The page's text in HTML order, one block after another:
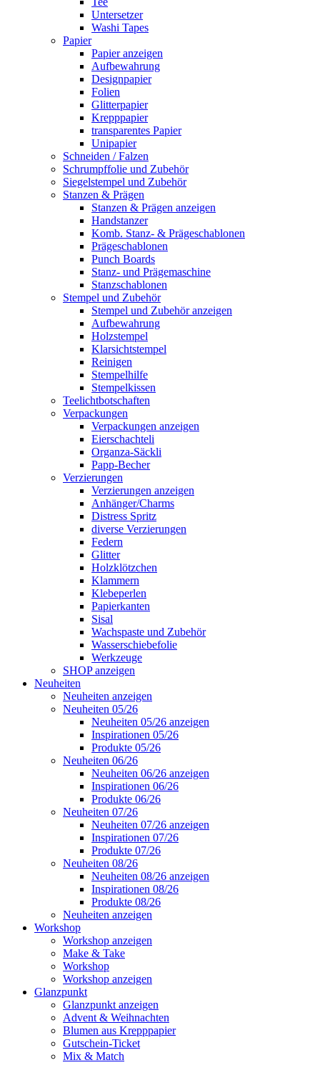
Untersetzer
Washi Tapes
Papier
Papier anzeigen
Aufbewahrung
Designpapier
Folien
Glitterpapier
Krepppapier
transparentes Papier
Unipapier
Schneiden / Falzen
Schrumpffolie und Zubehör
Siegelstempel und Zubehör
Stanzen & Prägen
Stanzen & Prägen anzeigen
Handstanzer
Komb. Stanz- & Prägeschablonen
Prägeschablonen
Punch Boards
Stanz- und Prägemaschine
Stanzschablonen
Stempel und Zubehör
Stempel und Zubehör anzeigen
Aufbewahrung
Holzstempel
Klarsichtstempel
Reinigen
Stempelhilfe
Stempelkissen
Teelichtbotschaften
Verpackungen
Verpackungen anzeigen
Eierschachteli
Organza-Säckli
Papp-Becher
Verzierungen
Verzierungen anzeigen
Anhänger/Charms
Distress Spritz
diverse Verzierungen
Federn
Glitter
Holzklötzchen
Klammern
Klebeperlen
Papierkanten
Sisal
Wachspaste und Zubehör
Wasserschiebefolie
Werkzeuge
SHOP anzeigen
Neuheiten
Neuheiten anzeigen
Neuheiten 05/26
Neuheiten 05/26 anzeigen
Inspirationen 05/26
Produkte 05/26
Neuheiten 06/26
Neuheiten 06/26 anzeigen
Inspirationen 06/26
Produkte 06/26
Neuheiten 07/26
Neuheiten 07/26 anzeigen
Inspirationen 07/26
Produkte 07/26
Neuheiten 08/26
Neuheiten 08/26 anzeigen
Inspirationen 08/26
Produkte 08/26
Neuheiten anzeigen
Workshop
Workshop anzeigen
Make & Take
Workshop
Workshop anzeigen
Glanzpunkt
Glanzpunkt anzeigen
Advent & Weihnachten
Blumen aus Krepppapier
Gutschein-Ticket
Mix & Match